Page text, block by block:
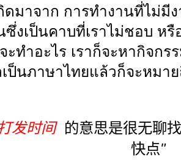
ดมาจาก การทำงานที่ไม่มี
ซึ่งเป็นคาบที่เราไม่ชอบ ห
ะทำอะไร เราก็จะหากิจกร
ป็นภาษาไทยแล้วก็จะหมา
发时间 的意思是很无聊
快点"